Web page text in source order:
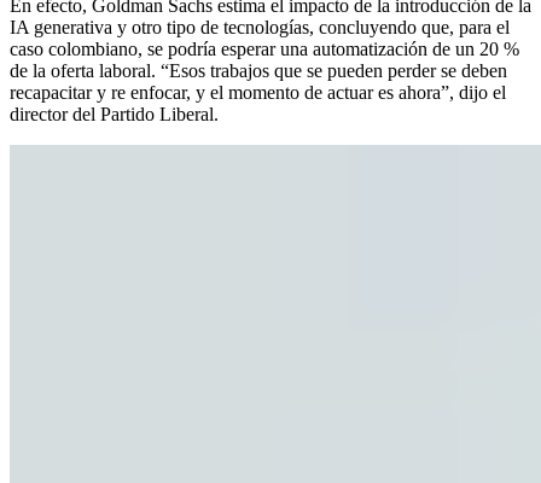
En efecto, Goldman Sachs estima el impacto de la introducción de la
IA generativa y otro tipo de tecnologías, concluyendo que, para el
caso colombiano, se podría esperar una automatización de un 20 %
de la oferta laboral. “Esos trabajos que se pueden perder se deben
recapacitar y re enfocar, y el momento de actuar es ahora”, dijo el
director del Partido Liberal.